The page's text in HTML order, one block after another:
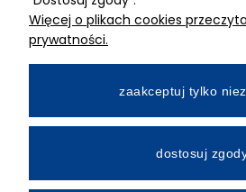
Dane rejestracyjne
NIP:8982325327
Wpłacony w całości
Numer konta bankowego
Więcej o plikach cookies
prywatności.
zaakceptuj tylko
dostosuj